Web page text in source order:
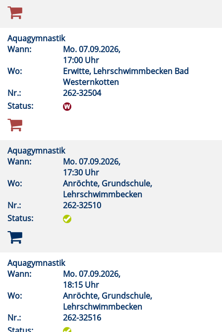
Aquagymnastik
Wann:
Mo.07.09.2026,
17:00 Uhr
Wo:
Erwitte, Lehrschwimmbecken Bad
Westernkotten
Nr.:
262-32504
Status:
Aquagymnastik
Wann:
Mo.07.09.2026,
17:30 Uhr
Wo:
Anröchte, Grundschule,
Lehrschwimmbecken
Nr.:
262-32510
Status:
Aquagymnastik
Wann:
Mo.07.09.2026,
18:15 Uhr
Wo:
Anröchte, Grundschule,
Lehrschwimmbecken
Nr.:
262-32516